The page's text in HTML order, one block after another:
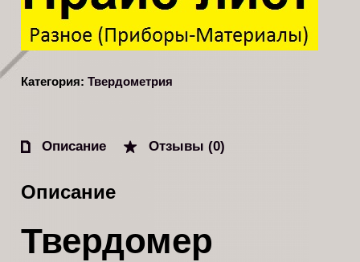
Категория:Твердометрия
Описание Отзывы (0)
Описание
Твердомер